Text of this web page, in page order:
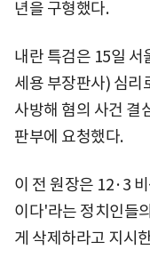
년을 구형했다.
내란 특검은 15일
세용 부장판사) 심리
사방해 혐의 사건 결
판부에 요청했다.
이 전 원장은 12·3
이다'라는 정치인들
게 삭제하라고 지시